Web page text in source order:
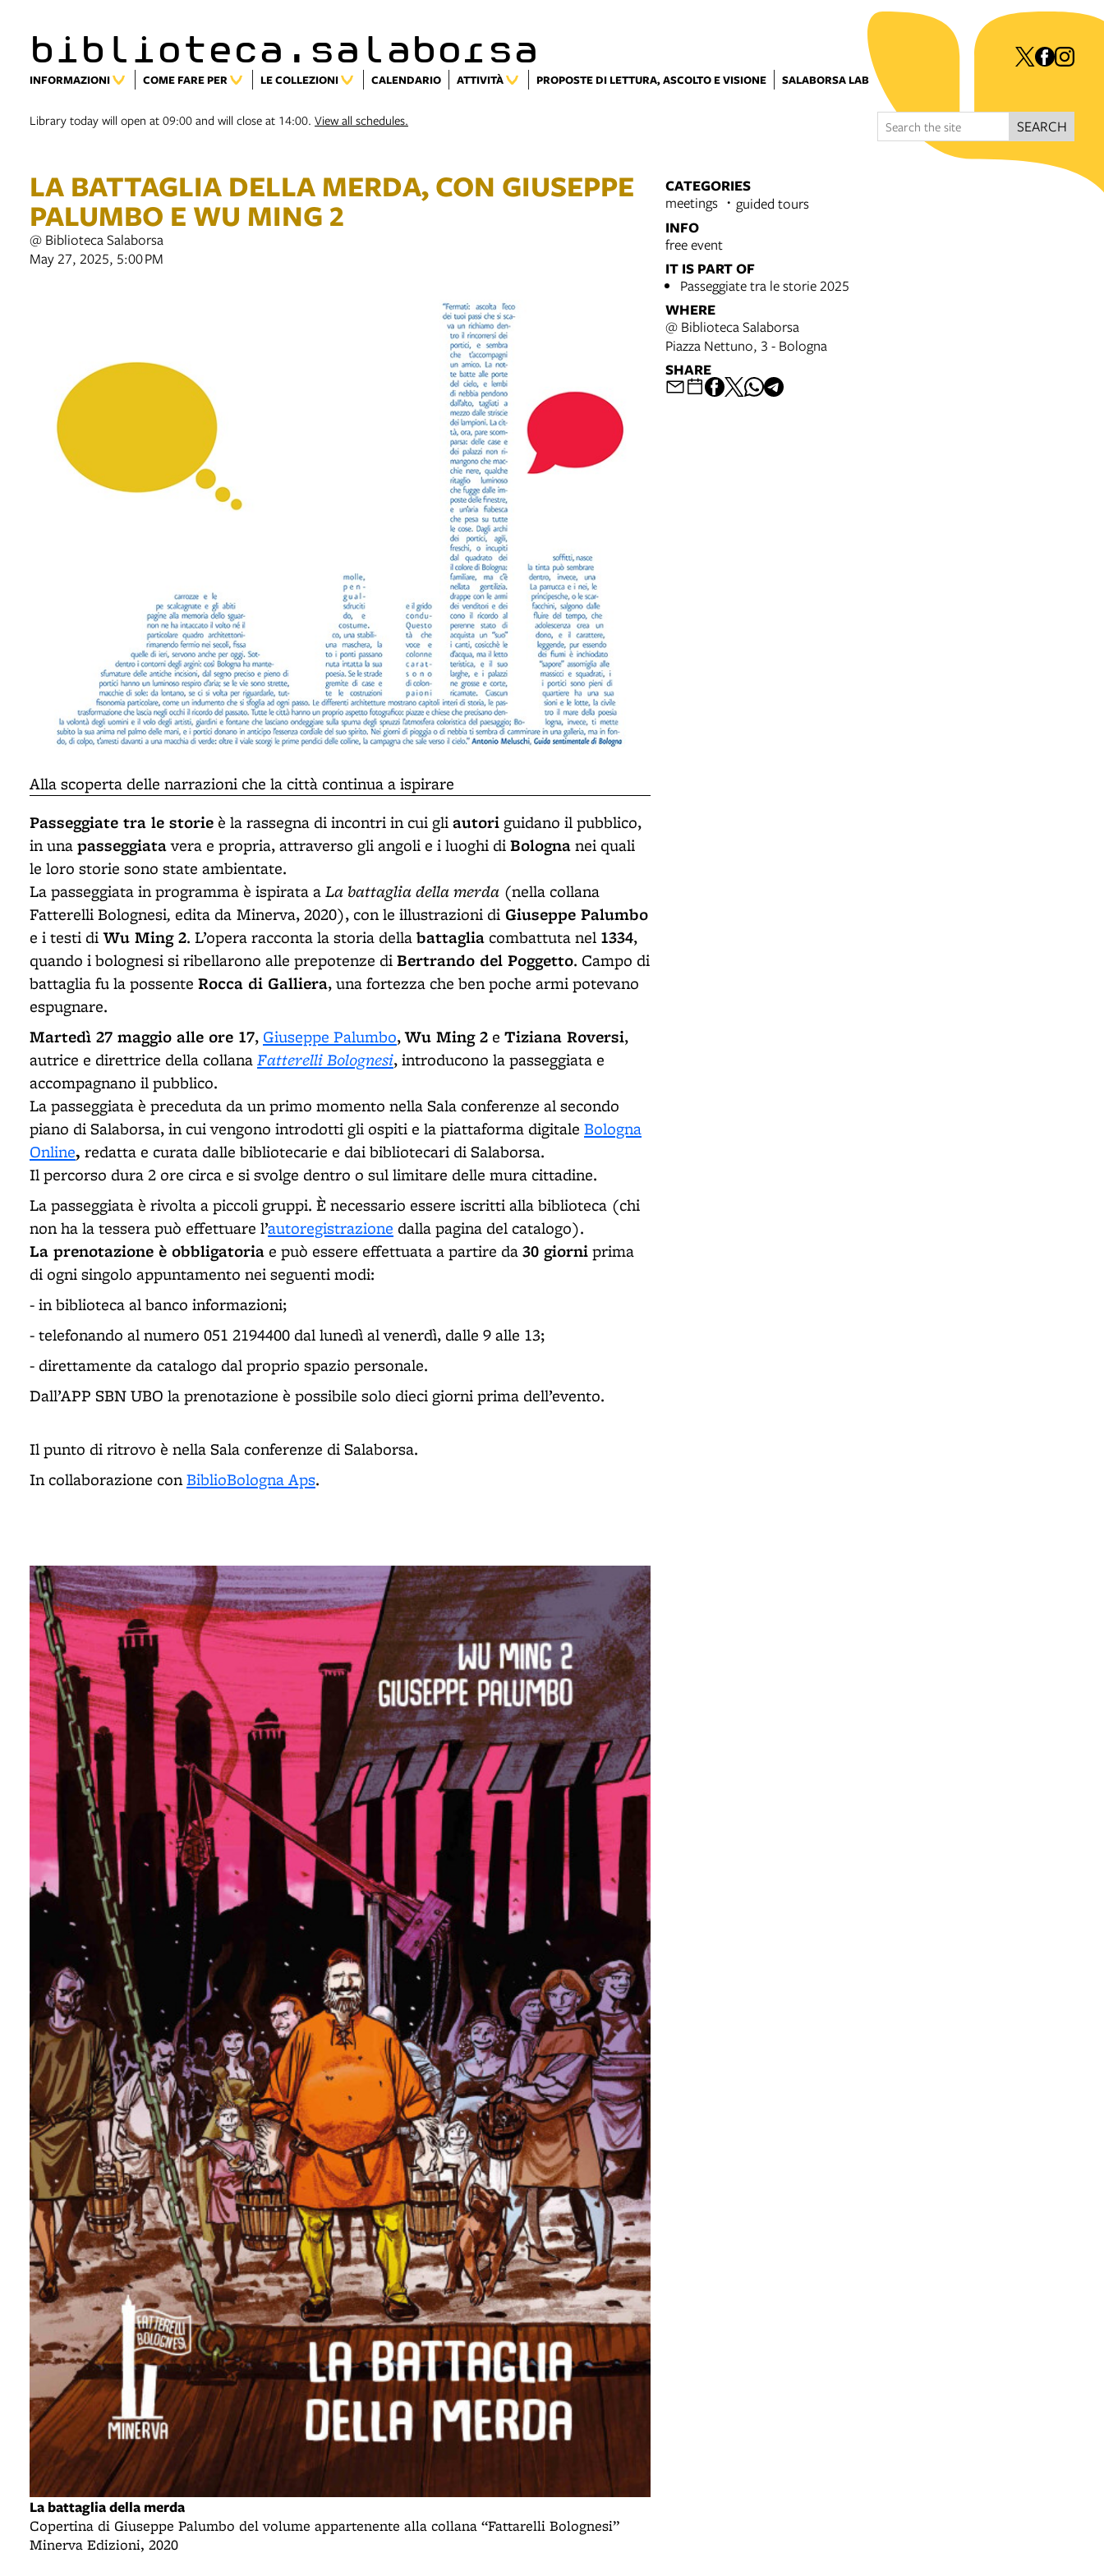
biblioteca.salaborsa
INFORMAZIONI COME FARE PER LE COLLEZIONI CALENDARIO ATTIVITÀ PROPOSTE DI LETTURA, ASCOLTO E VISIONE SALABORSA LAB
Library today will open at 09:00 and will close at 14:00. View all schedules. SEARCH
LA BATTAGLIA DELLA MERDA, CON GIUSEPPE
PALUMBO E WU MING 2
@ Biblioteca Salaborsa
May 27, 2025, 5:00 PM
Alla scoperta delle narrazioni che la città continua a ispirare
Passeggiate tra le storie è la rassegna di incontri in cui gliautori guidano il pubblico,
in unapasseggiatavera e propria, attraverso gli angoli e i luoghi diBolognanei quali
le loro storie sono state ambientate.
La passeggiata in programma è ispirata aLa battaglia della merda (nella collana
Fatterelli Bolognesi, edita da Minerva, 2020), con le illustrazioni di Giuseppe Palumbo
e i testi diWu Ming 2. L’opera racconta la storia dellabattaglia combattuta nel 1334,
quando i bolognesi si ribellarono alle prepotenze diBertrando del Poggetto. Campo di
battaglia fu la possente Rocca di Galliera, una fortezza che ben poche armi potevano
espugnare.
Martedì 27 maggio alle ore 17, Giuseppe Palumbo,Wu Ming 2 e Tiziana Roversi,
autrice e direttrice della collanaFatterelli Bolognesi, introducono la passeggiata e
accompagnano il pubblico.
La passeggiata è preceduta da un primo momento nella Sala conferenze al secondo
piano di Salaborsa, in cui vengono introdotti gli ospiti e la piattaforma digitale Bologna
Online, redatta e curata dalle bibliotecarie e dai bibliotecari di Salaborsa.
Il percorso dura 2 ore circa e si svolge dentro o sul limitare delle mura cittadine.
La passeggiata è rivolta a piccoli gruppi. È necessario essere iscritti alla biblioteca (chi
non ha la tessera può effettuare l’autoregistrazione dalla pagina del catalogo).
La prenotazione è obbligatoria e può essere effettuata a partire da30 giorniprima
di ogni singolo appuntamento nei seguenti modi:
- in biblioteca al banco informazioni;
- telefonando al numero 051 2194400 dal lunedì al venerdì, dalle 9 alle 13;
- direttamente da catalogo dal proprio spazio personale.
Dall’APP SBN UBO la prenotazione è possibile solo dieci giorni prima dell’evento.
Il punto di ritrovo è nella Sala conferenze di Salaborsa.
In collaborazione conBiblioBologna Aps.
La battaglia della merda
Copertina di Giuseppe Palumbo del volume appartenente alla collana “Fattarelli Bolognesi”
Minerva Edizioni, 2020
CATEGORIES
meetings
guided tours
INFO
free event
IT IS PART OF
Passeggiate tra le storie 2025
WHERE
@ Biblioteca Salaborsa
Piazza Nettuno, 3 - Bologna
SHARE